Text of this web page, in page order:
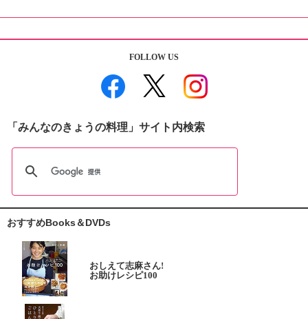
FOLLOW US
「みんなのきょうの料理」サイト内検索
おすすめBooks＆DVDs
おしえて志麻さん!
お助けレシピ100